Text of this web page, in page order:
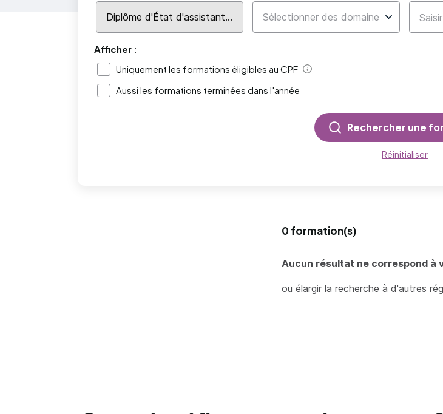
Afficher :
Uniquement les formations éligibles au CPF
Aide
Aussi les formations terminées dans l'année
Rechercher une
Réinitialiser
0 formation(s)
Aucun résultat ne correspond à
ou élargir la recherche à d'autres